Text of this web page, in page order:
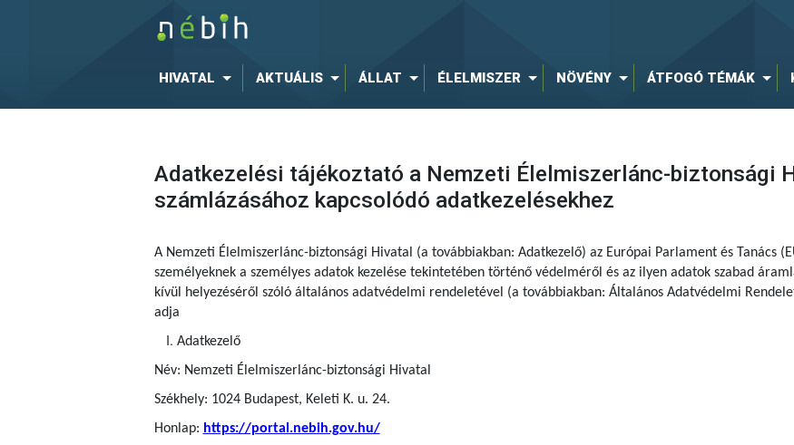
HIVATAL AKTUÁLIS ÁLLAT ÉLELMISZER NÖVÉNY ÁTFOGÓ TÉMÁK
Adatkezelési tájékoztató a Nemzeti Élelmiszerlánc-biztonsági
számlázásához kapcsolódó adatkezelésekhez
A Nemzeti Élelmiszerlánc-biztonsági Hivatal (a továbbiakban: Adatkezelő) az Európai Parlament és Tanács
személyeknek a személyes adatok kezelése tekintetében történő védelméről és az ilyen adatok szabad
kívül helyezéséről szóló általános adatvédelmi rendeletével (a továbbiakban: Általános Adatvédelmi
adja
Adatkezelő
Név: Nemzeti Élelmiszerlánc-biztonsági Hivatal
Székhely: 1024 Budapest, Keleti K. u. 24.
Honlap: https://portal.nebih.gov.hu/